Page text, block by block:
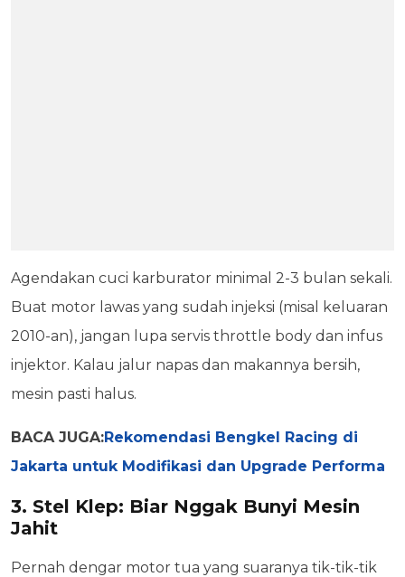
Agendakan cuci karburator minimal 2-3 bulan sekali.
Buat motor lawas yang sudah injeksi (misal keluaran
2010-an), jangan lupa servis throttle body dan infus
injektor. Kalau jalur napas dan makannya bersih,
mesin pasti halus.
BACA JUGA:Rekomendasi Bengkel Racing di
Jakarta untuk Modifikasi dan Upgrade Performa
3. Stel Klep: Biar Nggak Bunyi Mesin
Jahit
Pernah dengar motor tua yang suaranya tik-tik-tik